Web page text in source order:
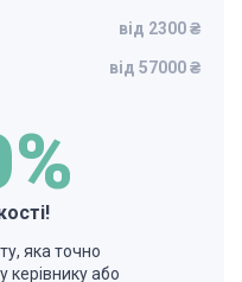
від 2300 ₴
від 57000 ₴
яка точно
або